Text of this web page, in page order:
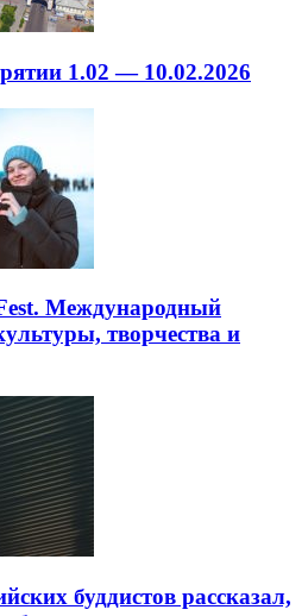
1.02 — 10.02.2026
Международный
творчества и
буддистов рассказал,